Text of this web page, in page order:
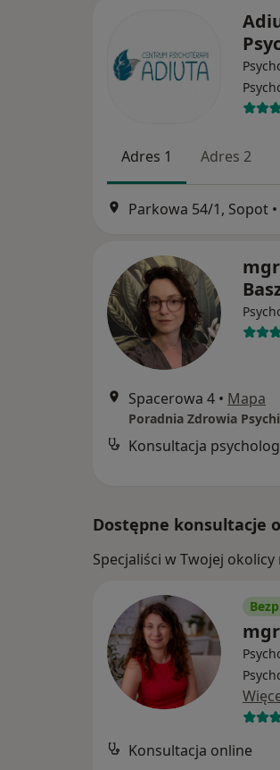
Adres 1 Adres 2
Parkowa 54/1, Sopot •
Spacerowa 4 • Mapa
Konsultacja
Dostępne konsultacje
Specjaliści w Twojej
Konsultacja online